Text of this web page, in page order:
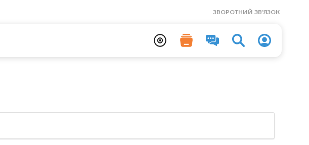
ЗВОРОТНИЙ ЗВ'ЯЗОК